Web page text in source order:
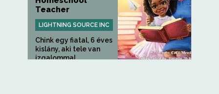
Teacher
LIGHTNING SOURCE INC
Chink egy fiatal, 6 éves
kislány, aki tele van
izgalommal...